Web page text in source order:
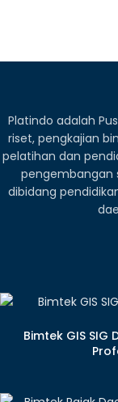
Platindo adalah
riset, pengkajian
pelatihan dan
pengembangan
dibidang
Bimtek GIS